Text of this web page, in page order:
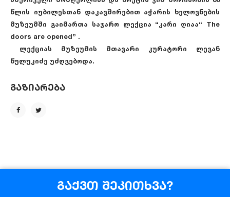
წლის იუბილესთან დაკავშირებით აჭარის ხელოვნების
მუზეუმში გაიმართა საჯარო ლექცია “კარი ღიაა“ The
doors are opened” .
ლექციას მუზეუმის მთავარი კურატორი ლევან
წულუკიძე უძღვებოდა.
გაზიარება
გაქვთ შეკითხვა?